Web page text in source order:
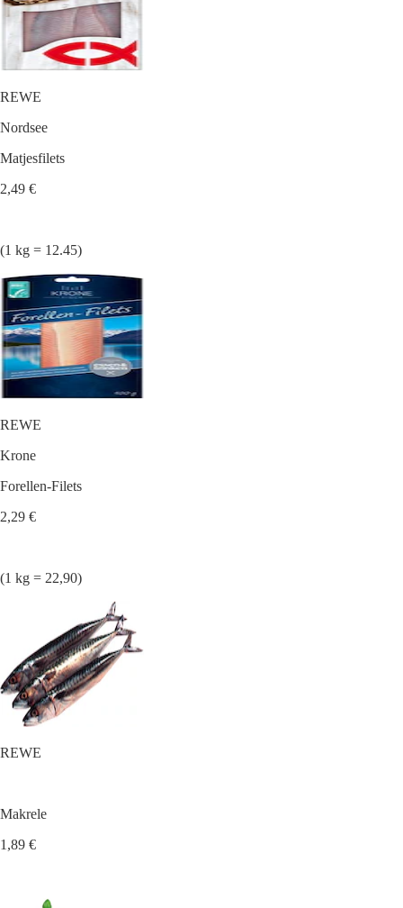
REWE
Nordsee
Matjesfilets
2,49 €
(1 kg = 12.45)
REWE
Krone
Forellen-Filets
2,29 €
(1 kg = 22,90)
REWE
Makrele
1,89 €